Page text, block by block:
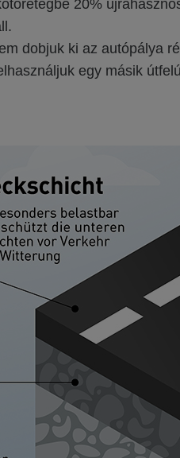
20%
dobjuk ki az autópálya
egy másik